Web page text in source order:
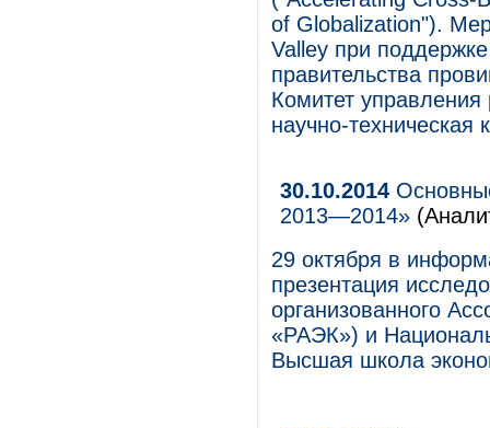
of Globalization").
Valley при
правительства
Комитет управления
научно-техническая
30.10.2014
2013—2014»
29 октября в
презентация
организованного
«РАЭК») и
Высшая школа